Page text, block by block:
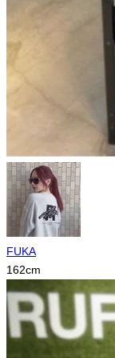
FUKA
162cm